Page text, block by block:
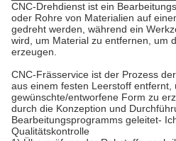
CNC-Drehdienst ist ein
oder Rohre von Materialien auf
gedreht werden, während ein
wird, um Material zu entfernen, um
erzeugen.
CNC-Frässervice ist der Prozess
aus einem festen Leerstoff entfernt,
gewünschte/entworfene Form zu
durch die Konzeption und
Bearbeitungsprogramms geleitet-
Qualitätskontrolle